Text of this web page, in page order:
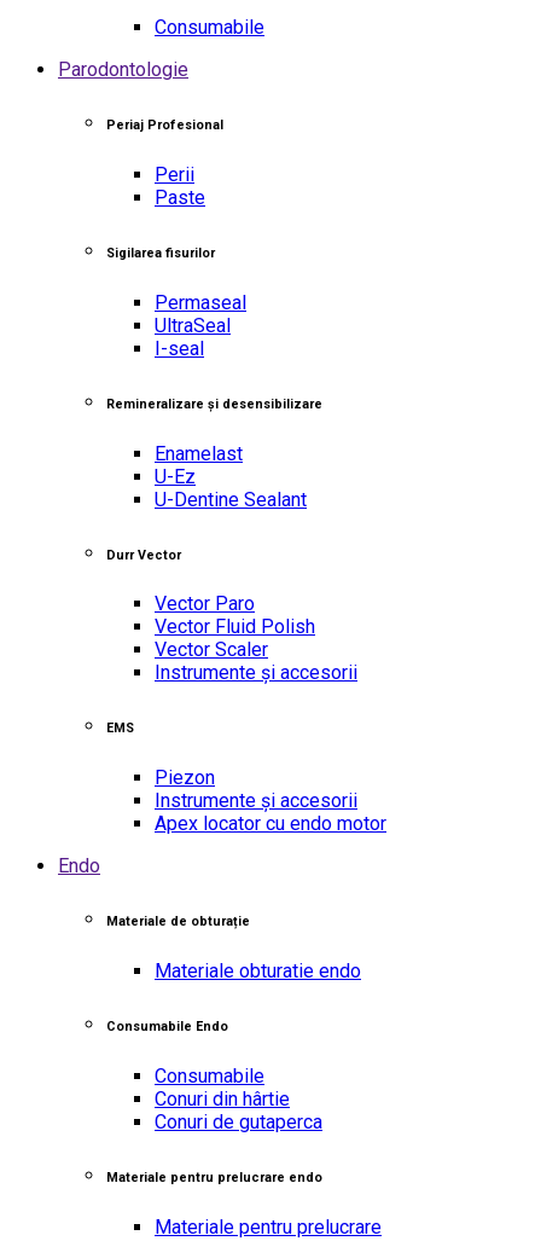
Consumabile
Parodontologie
Periaj Profesional
Perii
Paste
Sigilarea fisurilor
Permaseal
UltraSeal
I-seal
Remineralizare și desensibilizare
Enamelast
U-Ez
U-Dentine Sealant
Durr Vector
Vector Paro
Vector Fluid Polish
Vector Scaler
Instrumente și accesorii
EMS
Piezon
Instrumente și accesorii
Apex locator cu endo motor
Endo
Materiale de obturație
Materiale obturatie endo
Consumabile Endo
Consumabile
Conuri din hârtie
Conuri de gutaperca
Materiale pentru prelucrare endo
Materiale pentru prelucrare